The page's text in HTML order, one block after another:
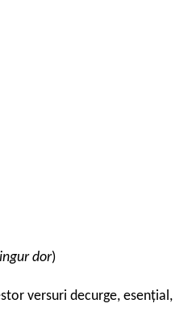
dor)
versuri decurge, esențial,